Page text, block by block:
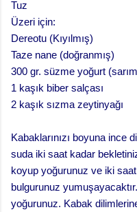
Tuz
Üzeri için:
Dereotu (Kıyılmış)
Taze nane (doğranmış)
300 gr. süzme yoğurt
1 kaşık biber salçası
2 kaşık sızma zeytinyağı
Kabaklarınızı boyuna ince
suda iki saat kadar
koyup yoğurunuz ve iki
bulgurunuz
yoğurunuz. Kabak